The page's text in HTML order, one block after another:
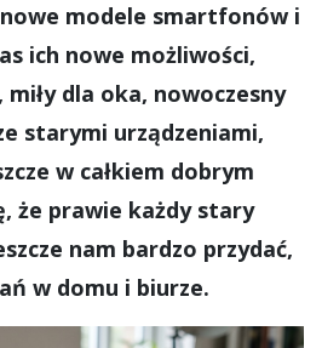
modele smartfonów i
ich nowe możliwości,
miły dla oka, nowoczesny
starymi urządzeniami,
w całkiem dobrym
że prawie każdy stary
nam bardzo przydać,
w domu i biurze.